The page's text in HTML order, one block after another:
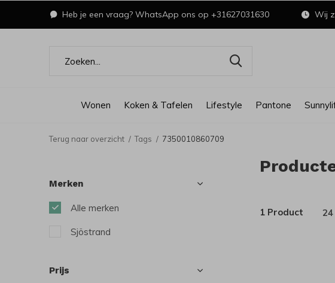
Wonen Koken & Tafelen Lifestyle Pantone
Heb je een vraag? WhatsApp ons op +31627031630 Wij
Terug naar overzicht Tags 7350010860709
1 Product
Merken
Alle merken
Sjöstrand
Prijs